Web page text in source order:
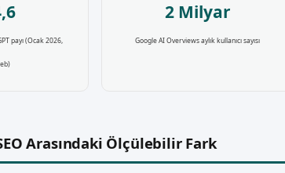
payı (Ocak 2026,
2 Milyar
Google AI Overviews aylık kullanıcı sayısı
Arasındaki Ölçülebilir Fark